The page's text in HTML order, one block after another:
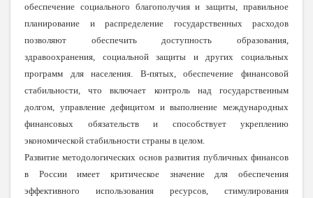
обеспечение социального благополучия и защиты, правильное
планирование и распределение государственных расходов
позволяют обеспечить доступность образования,
здравоохранения, социальной защиты и других социальных
программ для населения. В-пятых, обеспечение финансовой
стабильности, что включает контроль над государственным
долгом, управление дефицитом и выполнение международных
финансовых обязательств и способствует укреплению
экономической стабильности страны в целом.
Развитие методологических основ развития публичных финансов
в России имеет критическое значение для обеспечения
эффективного использования ресурсов, стимулирования